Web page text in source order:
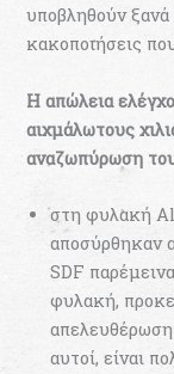
υποβληθούν
κακοποιήσεις
Η απώλεια
αιχμάλωτους
αναζωπύρωση
στη φυλακή
αποσύρθηκαν
SDF
φυλακή,
αυτοί, είναι